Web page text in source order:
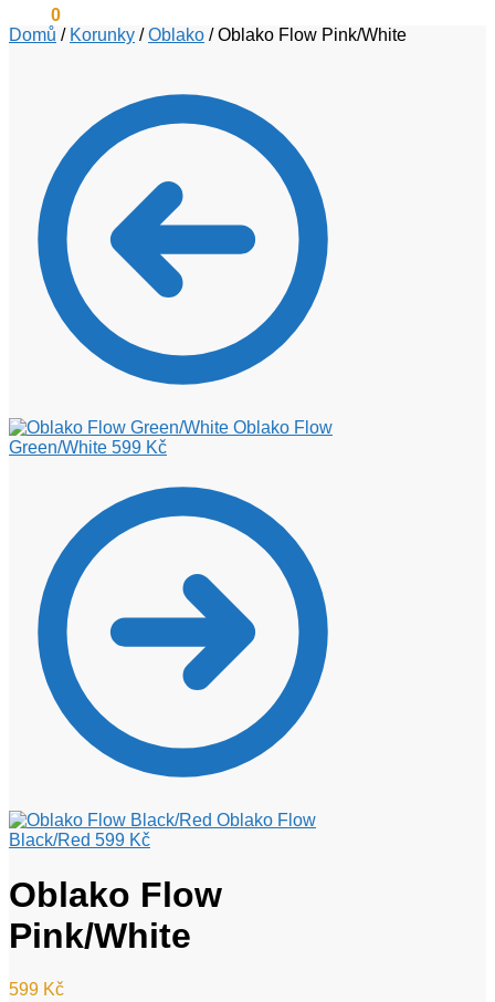
0
Domů / Korunky /Oblako /Oblako Flow Pink/White
Oblako Flow
Green/White 599 Kč
Oblako Flow
Black/Red 599 Kč
Oblako Flow
Pink/White
599 Kč